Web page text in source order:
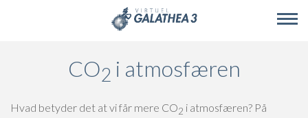
CO2 i atmosfæren
Hvad betyder det at vi får mere CO2 i atmosfæren? På